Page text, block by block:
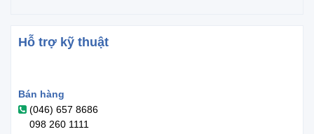
Hỗ trợ kỹ thuật
Bán hàng
(046) 657 8686
098 260 1111